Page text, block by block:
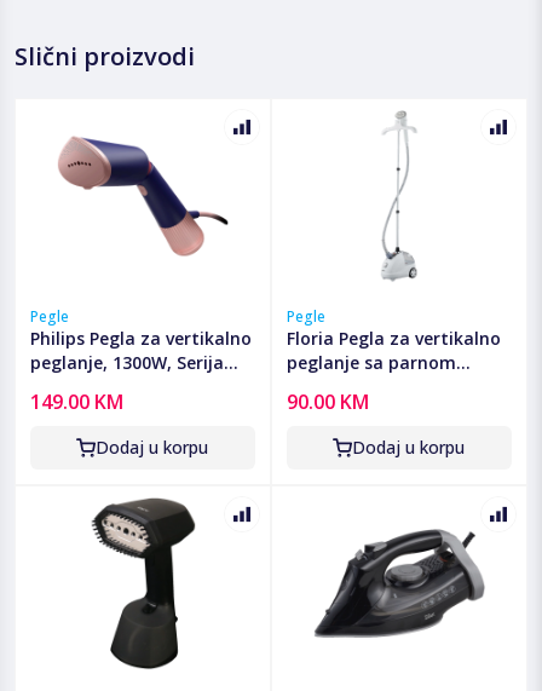
Slični proizvodi
Pegle
Philips Pegla za vertikalno
peglanje, 1300W, Serija
149.00 KM
Dodaj u korpu
Pegle
Floria Pegla za vertikalno
peglanje sa parnom
ZLN3829
90.00 KM
Dodaj u korpu